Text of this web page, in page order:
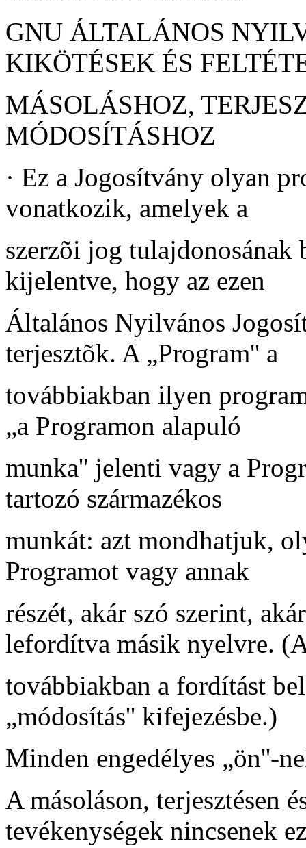
GNU ÁLTALÁNOS
KIKÖTÉSEK ÉS
MÁSOLÁSHOZ,
MÓDOSÍTÁSHOZ
· Ez a Jogosítvány olyan
vonatkozik, amelyek a
szerzõi jog tulajdonosának
kijelentve, hogy az ezen
Általános Nyilvános
terjesztõk. A „Program'' a
továbbiakban ilyen
„a Programon alapuló
munka'' jelenti vagy a
tartozó származékos
munkát: azt mondhatjuk,
Programot vagy annak
részét, akár szó szerint,
lefordítva másik nyelvre.
továbbiakban a fordítást
„módosítás'' kifejezésbe.)
Minden engedélyes „ön''-
A másoláson, terjesztésen
tevékenységek nincsenek